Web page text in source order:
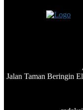
Jalan Taman Beringin